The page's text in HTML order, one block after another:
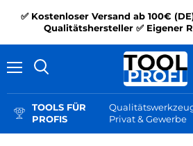
✅ Kostenloser Versand ab 100€
Qualitätshersteller ✅ Eigener
TOOLS FÜR
PROFIS
Privat & Gewerbe